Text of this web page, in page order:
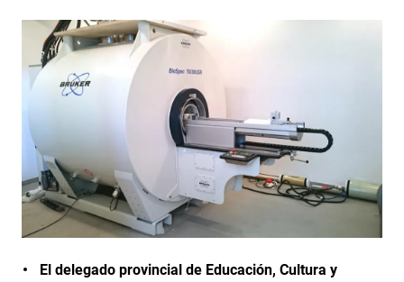
El delegado provincial de Educación, Cultura y